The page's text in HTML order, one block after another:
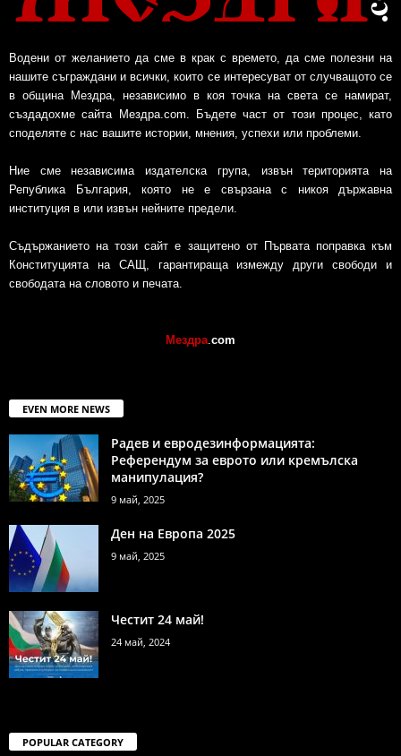
Водени от желанието да сме в крак с времето, да сме полезни на
нашите съграждани и всички, които се интересуват от случващото се
в община Мездра, независимо в коя точка на света се намират,
създадохме сайта Мездра.com. Бъдете част от този процес, като
споделяте с нас вашите истории, мнения, успехи или проблеми.
Ние сме независима издателска група, извън територията на
Република България, която не е свързана с никоя държавна
институция в или извън нейните предели.
Съдържанието на този сайт е защитено от Първата поправка към
Конституцията на САЩ, гарантираща измежду други свободи и
свободата на словото и печата.
Мездра com
EVEN MORE NEWS
Радев и евродезинформацията:
Референдум за еврото или кремълска
манипулация?
9 май, 2025
Ден на Европа 2025
9 май, 2025
Честит 24 май!
24 май, 2024
POPULAR CATEGORY